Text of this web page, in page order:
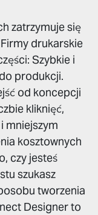
zatrzymuje się
drukarskie
Szybkie i
produkcji.
od koncepcji
kliknięć,
mniejszym
kosztownych
czy jesteś
szukasz
tworzenia
Designer to